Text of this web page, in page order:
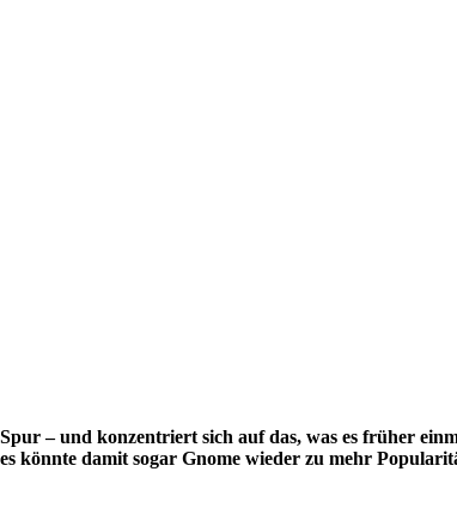
– und konzentriert sich auf das, was es früher
könnte damit sogar Gnome wieder zu mehr